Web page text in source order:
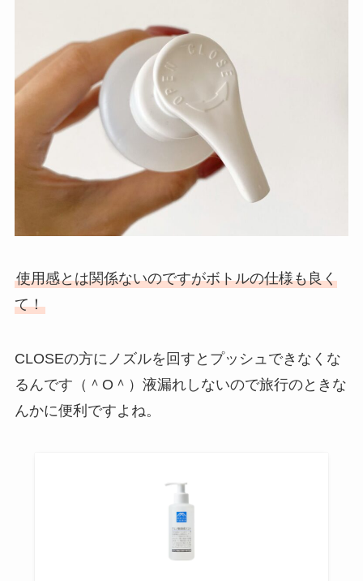
使用感とは関係ないのですがボトルの仕様も良く
て！
CLOSEの方にノズルを回すとプッシュできなくな
るんです（＾O＾）液漏れしないので旅行のときな
んかに便利ですよね。